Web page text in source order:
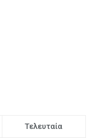
Τελευταία